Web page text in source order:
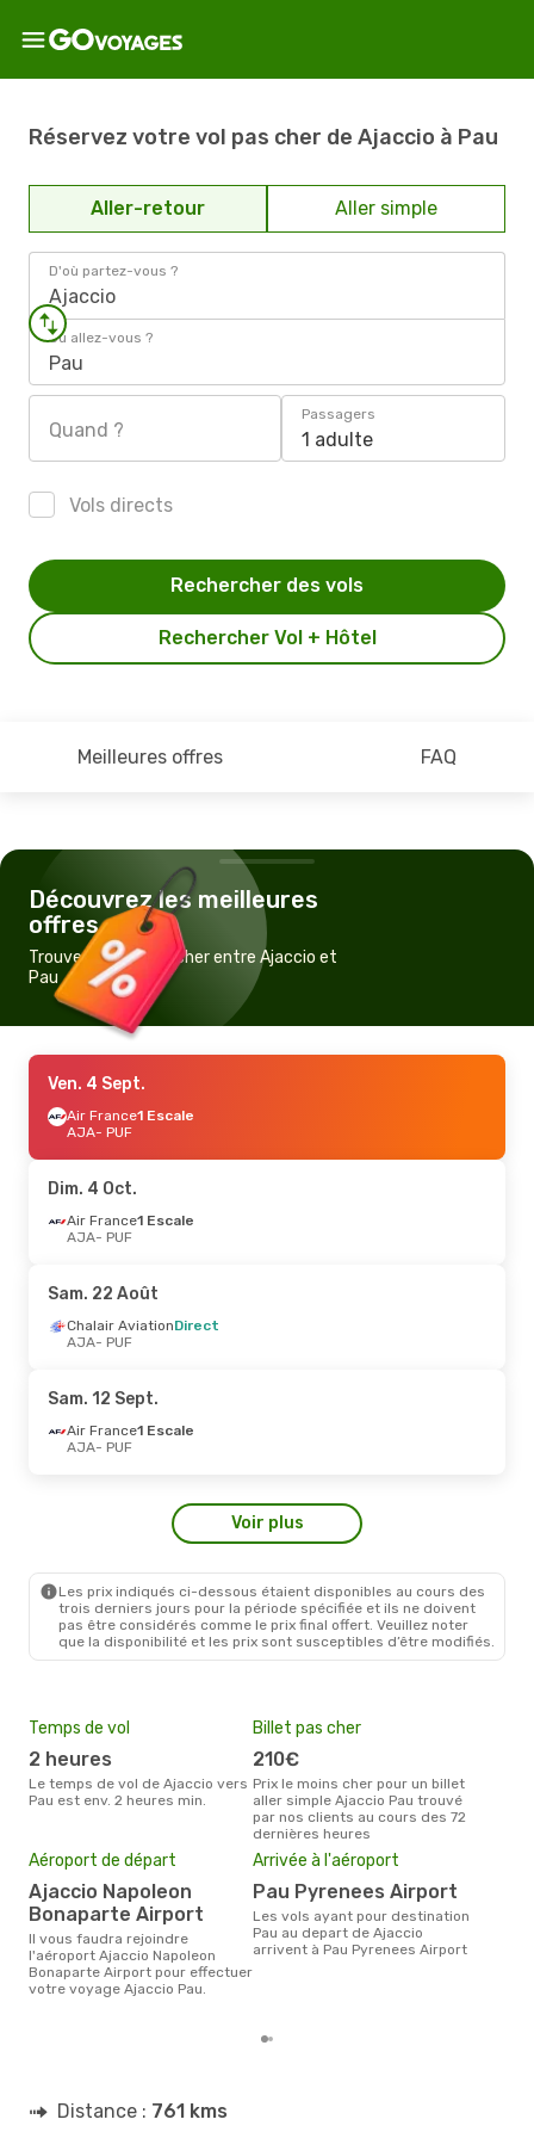
Réservez votre vol pas cher de Ajaccio à Pau
Aller-retour Aller simple
D'où partez-vous ?
Ajaccio
Où allez-vous ?
Pau
Quand ?
Passagers
1 adulte
Vols directs
Rechercher Vol + Hôtel
Rechercher des vols
Meilleures offres FAQ
Découvrez les meilleures
offres
Trouvez un vol pas cher entre Ajaccio et
Pau
Ven. 4 Sept.
Air France1 Escale
AJA- PUF
Dim. 4 Oct.
Air France1 Escale
AJA- PUF
Sam. 22 Août
Chalair AviationDirect
AJA- PUF
Sam. 12 Sept.
Air France1 Escale
AJA- PUF
Voir plus
Les prix indiqués ci-dessous étaient disponibles au cours des
trois derniers jours pour la période spécifiée et ils ne doivent
pas être considérés comme le prix final offert. Veuillez noter
que la disponibilité et les prix sont susceptibles d’être modifiés.
Temps de vol
2 heures
Le temps de vol de Ajaccio vers
Pau est env. 2 heures min.
Billet pas cher
210€
Prix le moins cher pour un billet
aller simple Ajaccio Pau trouvé
par nos clients au cours des 72
dernières heures
Aéroport de départ
Ajaccio Napoleon
Bonaparte Airport
Il vous faudra rejoindre
l'aéroport Ajaccio Napoleon
Bonaparte Airport pour effectuer
votre voyage Ajaccio Pau.
Arrivée à l'aéroport
Pau Pyrenees Airport
Les vols ayant pour destination
Pau au depart de Ajaccio
arrivent à Pau Pyrenees Airport
Distance : 761 kms